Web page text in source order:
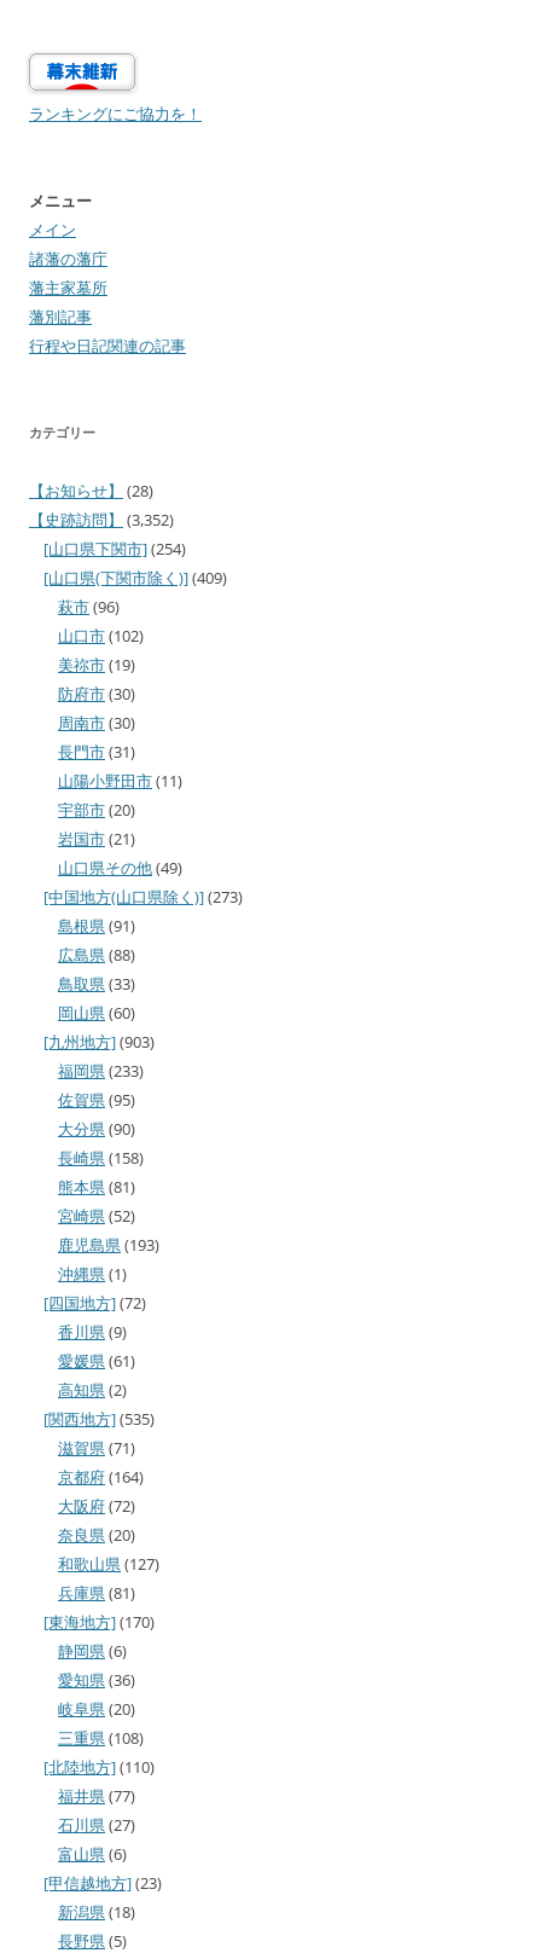
ランキングにご協力を！
メニュー
メイン
諸藩の藩庁
藩主家墓所
藩別記事
行程や日記関連の記事
カテゴリー
【お知らせ】
(28)
【史跡訪問】
(3,352)
[山口県下関市](254)
[山口県(下関市除く)](409)
萩市(96)
山口市(102)
美祢市(19)
防府市(30)
周南市(30)
長門市(31)
山陽小野田市(11)
宇部市(20)
岩国市(21)
山口県その他(49)
[中国地方(山口県除く)](273)
島根県(91)
広島県(88)
鳥取県(33)
岡山県(60)
[九州地方](903)
福岡県(233)
佐賀県(95)
大分県(90)
長崎県(158)
熊本県(81)
宮崎県(52)
鹿児島県(193)
沖縄県(1)
[四国地方](72)
香川県(9)
愛媛県(61)
高知県(2)
[関西地方](535)
滋賀県(71)
京都府(164)
大阪府(72)
奈良県(20)
和歌山県(127)
兵庫県(81)
[東海地方](170)
静岡県(6)
愛知県(36)
岐阜県(20)
三重県(108)
[北陸地方](110)
福井県(77)
石川県(27)
富山県(6)
[甲信越地方](23)
新潟県(18)
長野県(5)